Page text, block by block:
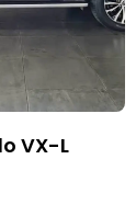
VX-L